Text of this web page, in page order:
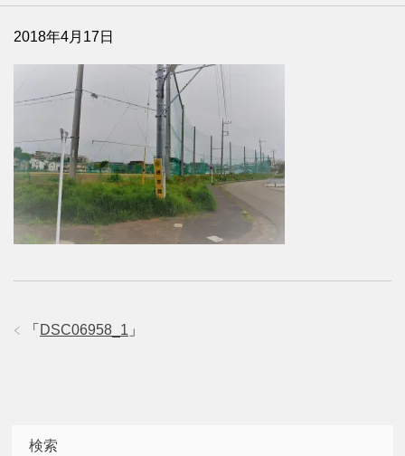
2018年4月17日
「 DSC06958_1 」
検索